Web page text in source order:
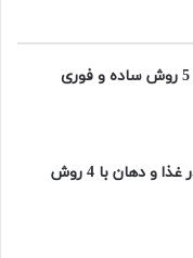
از بین بردن بوی سیر در غذا و دهان با 4 روش